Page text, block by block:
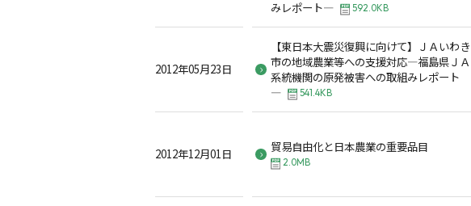
みレポート―
592.0KB
2012年05月23日
【東日本大震災復興に向けて】ＪＡいわき
市の地域農業等への支援対応―福島県ＪＡ
系統機関の原発被害への取組みレポート
―
541.4KB
2012年12月01日 貿易自由化と日本農業の重要品目
2.0MB